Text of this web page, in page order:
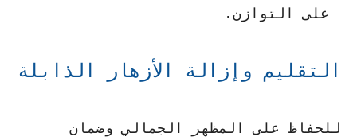
على التوازن.
التقليم وإزالة الأزهار الذابلة
للحفاظ على المظهر الجمالي وضمان